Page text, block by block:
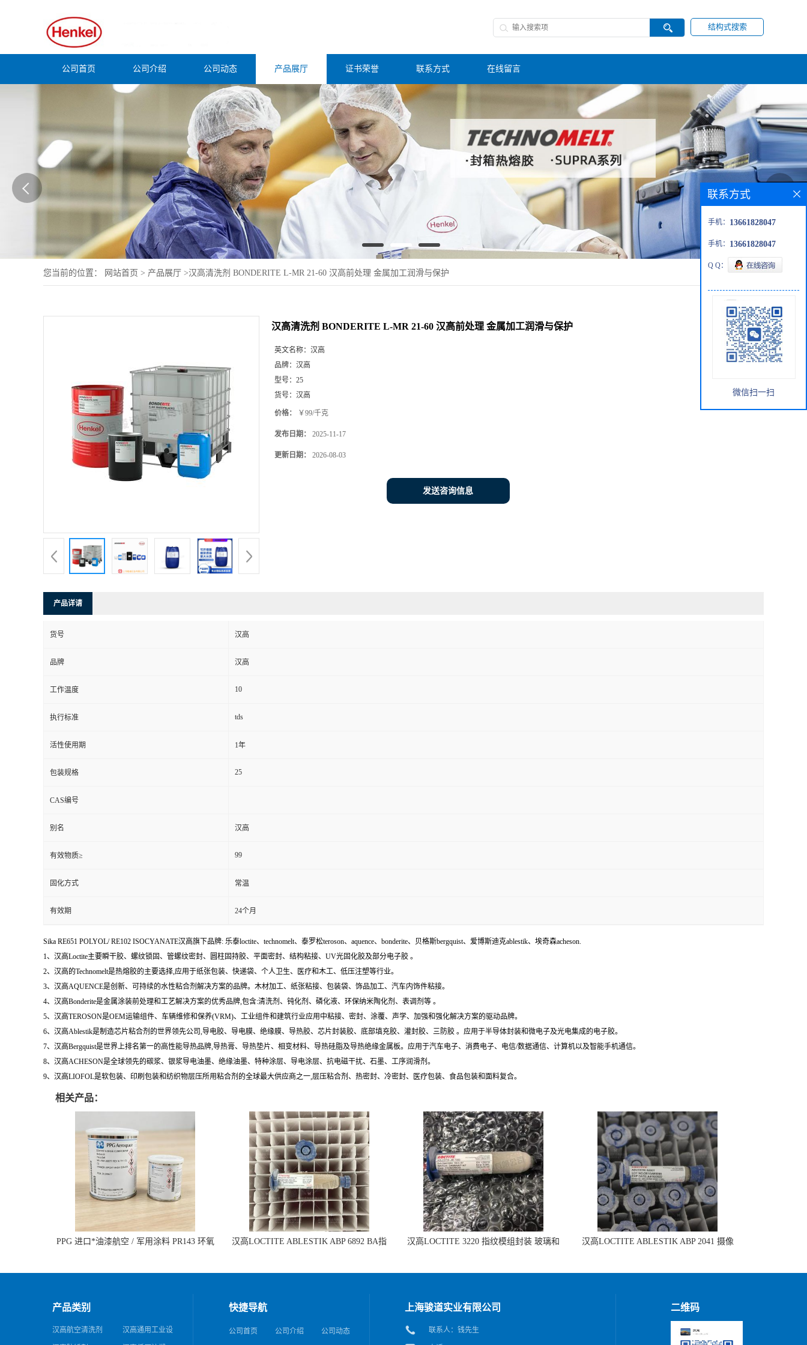
结构式搜索
公司首页 公司介绍 公司动态 产品展厅 证书荣誉 联系方式 在线留言
您当前的位置： 网站首页 > 产品展厅 >汉高清洗剂 BONDERITE L-MR 21-60 汉高前处理 金属加工润滑与保护
汉高清洗剂 BONDERITE L-MR 21-60 汉高前处理 金属加工润滑与保护
英文名称： 汉高
品牌： 汉高
型号： 25
货号： 汉高
价格： ￥99/千克
发布日期： 2025-11-17
更新日期： 2026-08-03
发送咨询信息
产品详请
货号 汉高
品牌 汉高
工作温度 10
执行标准 tds
活性使用期 1年
包装规格 25
CAS编号
别名 汉高
有效物质≥ 99
固化方式 常温
有效期 24个月
Sika RE651 POLYOL/ RE102 ISOCYANATE汉高旗下品牌: 乐泰loctite、technomelt、泰罗松teroson、aquence、bonderite、贝格斯bergquist、爱博斯迪克ablestik、埃奇森acheson.
1、汉高Loctite主要瞬干胶、螺纹锁固、管螺纹密封、圆柱固持胶、平面密封、结构粘接、UV光固化胶及部分电子胶 。
2、汉高的Technomelt是热熔胶的主要选择,应用于纸张包装、快递袋、个人卫生、医疗和木工、低压注塑等行业。
3、汉高AQUENCE是创新、可持续的水性粘合剂解决方案的品牌。木材加工、纸张粘接、包装袋、饰品加工、汽车内饰件粘接。
4、汉高Bonderite是金属涂装前处理和工艺解决方案的优秀品牌,包含:清洗剂、钝化剂、磷化液、环保纳米陶化剂、表调剂等 。
5、汉高TEROSON是OEM运输组件、车辆维修和保养(VRM)、工业组件和建筑行业应用中粘接、密封、涂覆、声学、加强和强化解决方案的驱动品牌。
6、汉高Ablestik是制造芯片粘合剂的世界领先公司,导电胶、导电膜、绝缘膜、导热胶、芯片封装胶、底部填充胶、灌封胶、三防胶 。应用于半导体封装和微电子及光电集成的电子胶。
7、汉高Bergquist是世界上排名第一的高性能导热品牌,导热膏、导热垫片、相变材料、导热硅脂及导热绝缘金属板。应用于汽车电子、消费电子、电信/数据通信、计算机以及智能手机通信。
8、汉高ACHESON是全球领先的碳浆、银浆导电油墨、绝缘油墨、特种涂层、导电涂层、抗电磁干扰、石墨、工序润滑剂。
9、汉高LIOFOL是软包装、印刷包装和纺织物层压所用粘合剂的全球最大供应商之一,层压粘合剂、热密封、冷密封、医疗包装、食品包装和面料复合。
相关产品：
PPG 进口*油漆航空 / 军用涂料 PR143 环氧
汉高LOCTITE ABLESTIK ABP 6892 BA指
汉高LOCTITE 3220 指纹模组封装 玻璃和
汉高LOCTITE ABLESTIK ABP 2041 摄像
联系方式
手机： 13661828047
手机： 13661828047
Q Q：
微信扫一扫
产品类别
汉高航空清洗剂 汉高通用工业设
快捷导航
公司首页 公司介绍 公司动态
上海骏道实业有限公司
联系人：钱先生
二维码